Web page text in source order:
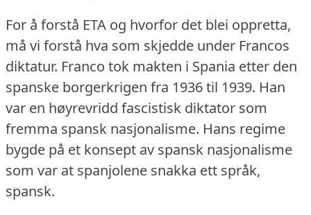
For å forstå ETA og hvorfor det blei oppretta,
må vi forstå hva som skjedde under Francos
diktatur. Franco tok makten i Spania etter den
spanske borgerkrigen fra 1936 til 1939. Han
var en høyrevridd fascistisk diktator som
fremma spansk nasjonalisme. Hans regime
bygde på et konsept av spansk nasjonalisme
som var at spanjolene snakka ett språk,
spansk.